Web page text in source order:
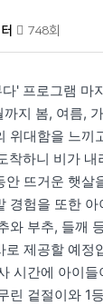
748회
' 프로그램 마
지 봄, 여름,
위대함을 느끼
착하니 비가 내
안 뜨거운 햇살
경험을 또한
와 부추, 들깨
제공할 예정
시간에 아이
린 겉절이와 1